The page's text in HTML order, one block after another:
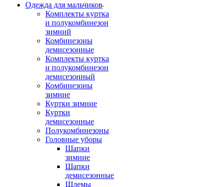
Одежда для мальчиков
Комплекты куртка
и полукомбинезон
зимний
Комбинезоны
демисезонные
Комплекты куртка
и полукомбинезон
демисезонный
Комбинезоны
зимние
Куртки зимние
Куртки
демисезонные
Полукомбинезоны
Головные уборы
Шапки
зимние
Шапки
демисезонные
Шлемы